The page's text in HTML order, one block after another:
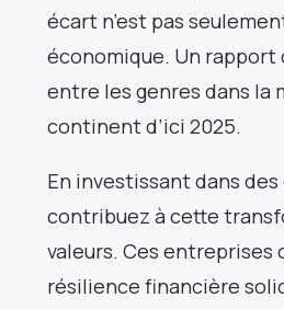
écart n’est pas
économique. Un rapport
entre les genres dans la
continent d’ici 2025.
En investissant dans
contribuez à cette
valeurs. Ces
résilience financière